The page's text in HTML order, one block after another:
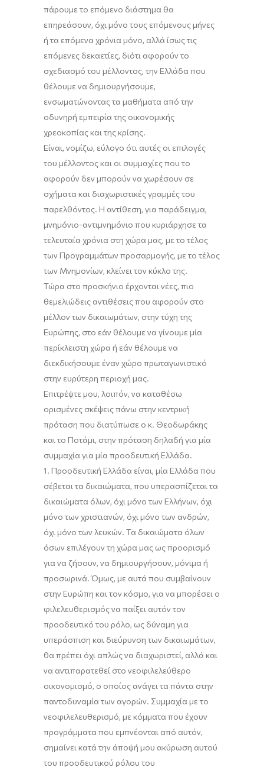
πάρουμε το επόμενο διάστημα θα
επηρεάσουν, όχι μόνο τους επόμενους μήνες
ή τα επόμενα χρόνια μόνο, αλλά ίσως τις
επόμενες δεκαετίες, διότι αφορούν το
σχεδιασμό του μέλλοντος, την Ελλάδα που
θέλουμε να δημιουργήσουμε,
ενσωματώνοντας τα μαθήματα από την
οδυνηρή εμπειρία της οικονομικής
χρεοκοπίας και της κρίσης.
Είναι, νομίζω, εύλογο ότι αυτές οι επιλογές
του μέλλοντος και οι συμμαχίες που το
αφορούν δεν μπορούν να χωρέσουν σε
σχήματα και διαχωριστικές γραμμές του
παρελθόντος. Η αντίθεση, για παράδειγμα,
μνημόνιο-αντιμνημόνιο που κυριάρχησε τα
τελευταία χρόνια στη χώρα μας, με το τέλος
των Προγραμμάτων προσαρμογής, με το τέλος
των Μνημονίων, κλείνει τον κύκλο της.
Τώρα στο προσκήνιο έρχονται νέες, πιο
θεμελιώδεις αντιθέσεις που αφορούν στο
μέλλον των δικαιωμάτων, στην τύχη της
Ευρώπης, στο εάν θέλουμε να γίνουμε μία
περίκλειστη χώρα ή εάν θέλουμε να
διεκδικήσουμε έναν χώρο πρωταγωνιστικό
στην ευρύτερη περιοχή μας.
Επιτρέψτε μου, λοιπόν, να καταθέσω
ορισμένες σκέψεις πάνω στην κεντρική
πρόταση που διατύπωσε ο κ. Θεοδωράκης
και το Ποτάμι, στην πρόταση δηλαδή για μία
συμμαχία για μία προοδευτική Ελλάδα.
1. Προοδευτική Ελλάδα είναι, μία Ελλάδα που
σέβεται τα δικαιώματα, που υπερασπίζεται τα
δικαιώματα όλων, όχι μόνο των Ελλήνων, όχι
μόνο των χριστιανών, όχι μόνο των ανδρών,
όχι μόνο των λευκών. Τα δικαιώματα όλων
όσων επιλέγουν τη χώρα μας ως προορισμό
για να ζήσουν, να δημιουργήσουν, μόνιμα ή
προσωρινά. Όμως, με αυτά που συμβαίνουν
στην Ευρώπη και τον κόσμο, για να μπορέσει ο
φιλελευθερισμός να παίξει αυτόν τον
προοδευτικό του ρόλο, ως δύναμη για
υπεράσπιση και διεύρυνση των δικαιωμάτων,
θα πρέπει όχι απλώς να διαχωριστεί, αλλά και
να αντιπαρατεθεί στο νεοφιλελεύθερο
οικονομισμό, ο οποίος ανάγει τα πάντα στην
παντοδυναμία των αγορών. Συμμαχία με το
νεοφιλελευθερισμό, με κόμματα που έχουν
προγράμματα που εμπνέονται από αυτόν,
σημαίνει κατά την άποψή μου ακύρωση αυτού
του προοδευτικού ρόλου του